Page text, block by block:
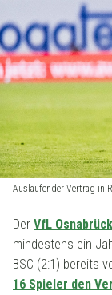
Auslaufender Vertrag in
Der VfL Osnabrück
mindestens ein
BSC (2:1) bereits
16 Spieler den